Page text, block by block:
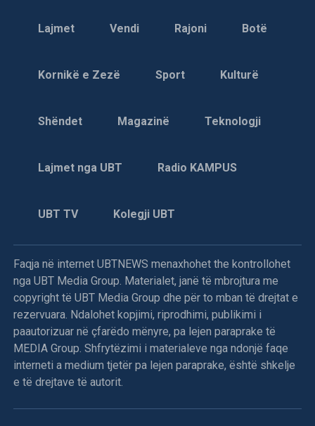
Lajmet Vendi Rajoni Botë
Kornikë e Zezë Sport Kulturë
Shëndet Magazinë Teknologji
Lajmet nga UBT Radio KAMPUS
UBT TV Kolegji UBT
Faqja në internet UBTNEWS menaxhohet the kontrollohet
nga UBT Media Group. Materialet, janë të mbrojtura me
copyright të UBT Media Group dhe për to mban të drejtat e
rezervuara. Ndalohet kopjimi, riprodhimi, publikimi i
paautorizuar në çfarëdo mënyre, pa lejen paraprake të
MEDIA Group. Shfrytëzimi i materialeve nga ndonjë faqe
interneti a medium tjetër pa lejen paraprake, është shkelje
e të drejtave të autorit.